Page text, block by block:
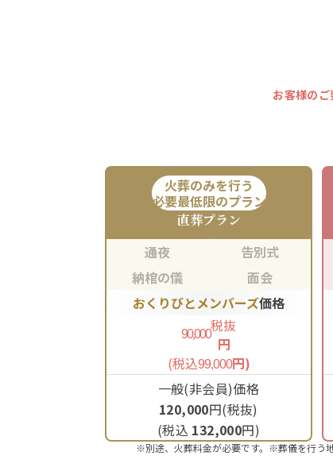
お客様の
火葬のみを行う
必要最低限のプラン
直葬プラン
通夜
告別式
納棺の儀
面会
おくりびとメンバーズ価格
90,000税抜
円
(税込99,000円)
一般(非会員)価格
120,000円(税抜)
(税込 132,000円)
※別途、火葬料金が必要です。※葬儀を行う